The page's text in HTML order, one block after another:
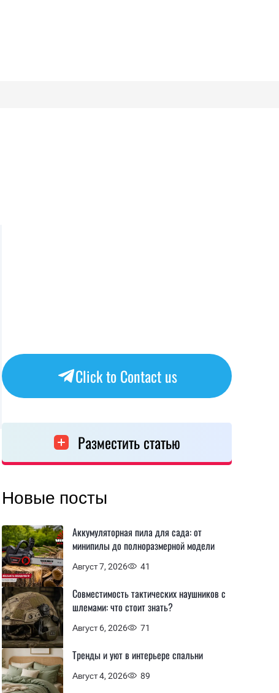
Click to Contact us
Разместить статью
Новые посты
Август 7, 2026 41
Аккумуляторная пила для сада: от
минипилы до полноразмерной модели
Август 6, 2026 71
Совместимость тактических наушников с
шлемами: что стоит знать?
Август 4, 2026 89
Тренды и уют в интерьере спальни